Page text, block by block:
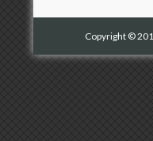
Copyright ©